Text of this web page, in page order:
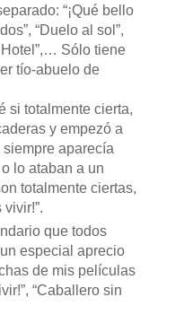
“¡Qué bello
“Duelo al sol”,
Hotel”,… Sólo tiene
tío-abuelo de
si totalmente cierta,
y empezó a
aparecía
lo ataban a un
totalmente ciertas,
vivir!”.
que todos
especial aprecio
de mis películas
“Caballero sin